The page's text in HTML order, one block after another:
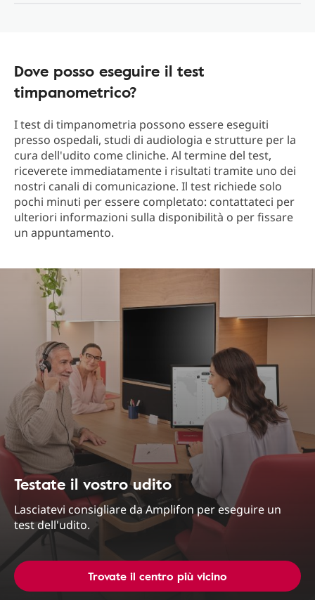
Dove posso eseguire il test
timpanometrico?
I test di timpanometria possono essere eseguiti
presso ospedali, studi di audiologia e strutture per la
cura dell'udito come cliniche. Al termine del test,
riceverete immediatamente i risultati tramite uno dei
nostri canali di comunicazione. Il test richiede solo
pochi minuti per essere completato: contattateci per
ulteriori informazioni sulla disponibilità o per fissare
un appuntamento.
Testate il vostro udito
Lasciatevi consigliare da Amplifon per eseguire un
test dell'udito.
Trovate il centro più vicino